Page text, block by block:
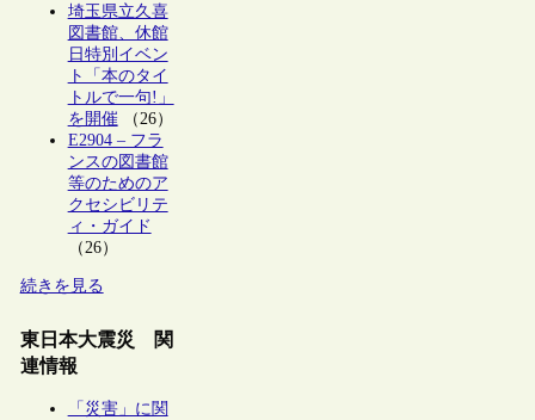
埼玉県立久喜
図書館、休館
日特別イベン
ト「本のタイ
トルで一句!」
を開催（26）
E2904 – フラ
ンスの図書館
等のためのア
クセシビリテ
ィ・ガイド
（26）
続きを見る
東日本大震災 関
連情報
「災害」に関